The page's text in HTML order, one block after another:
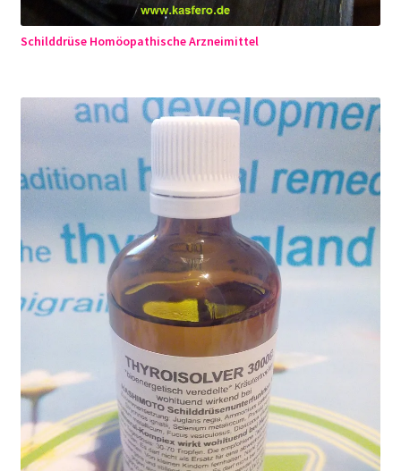
Schilddrüse Homöopathische Arzneimittel